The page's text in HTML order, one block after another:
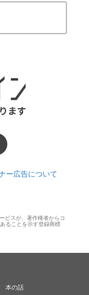
ー広告について
ビスが、著作権者からコ
ることを示す登録商標
本の話